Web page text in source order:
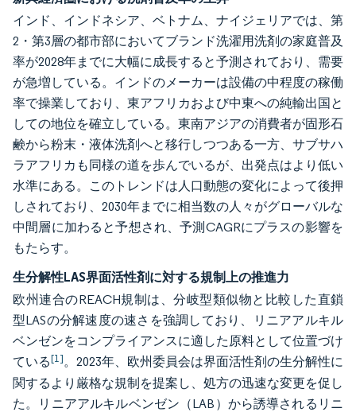
インド、インドネシア、ベトナム、ナイジェリアでは、第
2・第3層の都市部においてブランド洗濯用洗剤の家庭普及
率が2028年までに大幅に成長すると予測されており、需要
が急増している。インドのメーカーは設備の中程度の稼働
率で操業しており、東アフリカおよび中東への純輸出国と
しての地位を確立している。東南アジアの消費者が固形石
鹸から粉末・液体洗剤へと移行しつつある一方、サブサハ
ラアフリカも同様の道を歩んでいるが、出発点はより低い
水準にある。このトレンドは人口動態の変化によって後押
しされており、2030年までに相当数の人々がグローバルな
中間層に加わると予想され、予測CAGRにプラスの影響を
もたらす。
生分解性LAS界面活性剤に対する規制上の推進力
欧州連合のREACH規制は、分岐型類似物と比較した直鎖
型LASの分解速度の速さを強調しており、リニアアルキル
ベンゼンをコンプライアンスに適した原料として位置づけ
ている[1]。2023年、欧州委員会は界面活性剤の生分解性に
関するより厳格な規制を提案し、処方の迅速な変更を促し
た。リニアアルキルベンゼン（LAB）から誘導されるリニ